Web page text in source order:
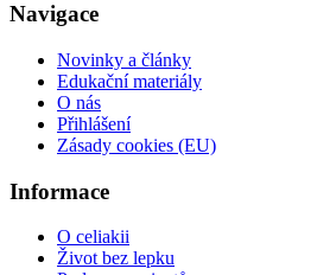
Navigace
Novinky a články
Edukační materiály
O nás
Přihlášení
Zásady cookies (EU)
Informace
O celiakii
Život bez lepku